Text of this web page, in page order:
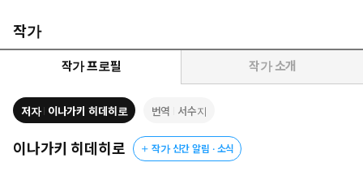
긴다는 이론이 가장 유력하다. 그러므로 사람이나 동물의 왕래가
잦고 ‘자주 밟히는’ 곳이 네잎클로버가 발견될 확률이 상대적으로
높은 장소다.
궁금증 셋. “도꼬마리 열매 안 두 개의 씨앗은 왜 싹 틔우는 시기
가 다를까?” 도꼬마리 열매는 사람의 옷이나 동물 털에 붙어 낯선
땅으로 이동하는데, 낯선 땅에서 살아남기 위해 언제 싹을 틔워야
하는지 가늠하기가 쉽지 않다. 이런 연유로, 도꼬마리는 열매 안
작가
작가 프로필 작가 소개
저자 이나가키 히데히로 번역 서수지
이나가키 히데히로 작가 신간 알림 · 소식